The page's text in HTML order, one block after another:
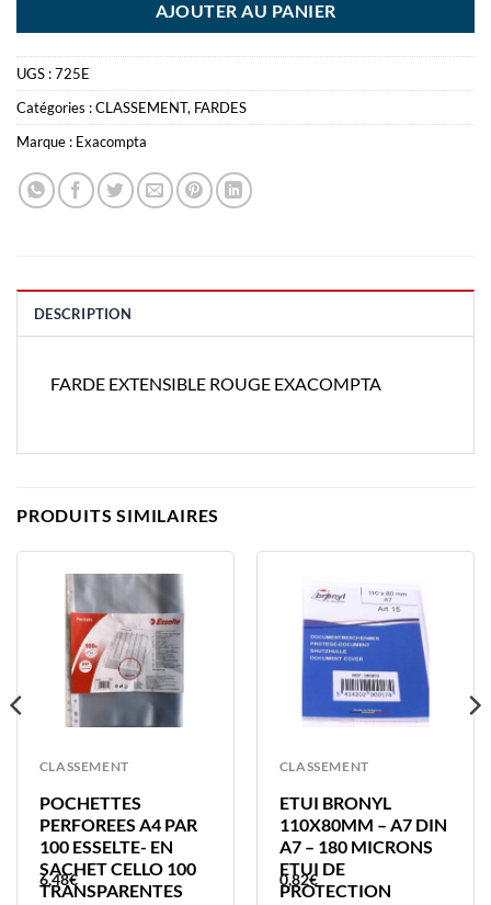
AJOUTER AU PANIER
UGS :725E
Catégories :CLASSEMENT, FARDES
Marque : Exacompta
DESCRIPTION
FARDE EXTENSIBLE ROUGE EXACOMPTA
PRODUITS SIMILAIRES
CLASSEMENT
POCHETTES
PERFOREES A4 PAR
100 ESSELTE- EN
SACHET CELLO 100
TRANSPARENTES
6,48€
CLASSEMENT
ETUI BRONYL
110X80MM – A7 DIN
A7 – 180 MICRONS
ETUI DE
PROTECTION
0,82€